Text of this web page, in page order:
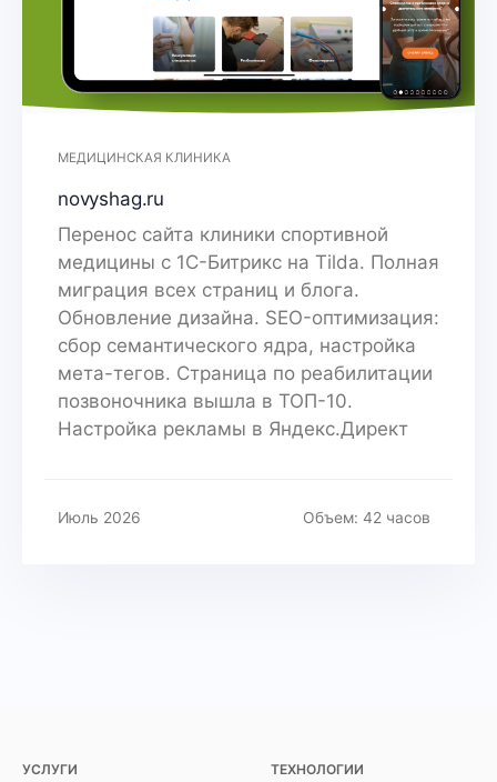
МЕДИЦИНСКАЯ КЛИНИКА
novyshag.ru
Перенос сайта клиники спортивной
медицины с 1С-Битрикс на Tilda. Полная
миграция всех страниц и блога.
Обновление дизайна. SEO-оптимизация:
сбор семантического ядра, настройка
мета-тегов. Страница по реабилитации
позвоночника вышла в ТОП-10.
Настройка рекламы в Яндекс.Директ
Июль 2026 Объем: 42 часов
УСЛУГИ ТЕХНОЛОГИИ